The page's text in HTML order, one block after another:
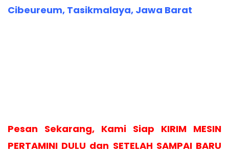
Cibeureum, Tasikmalaya, Jawa Barat
Pesan Sekarang, Kami Siap KIRIM MESIN
PERTAMINI DULU dan SETELAH SAMPAI BARU